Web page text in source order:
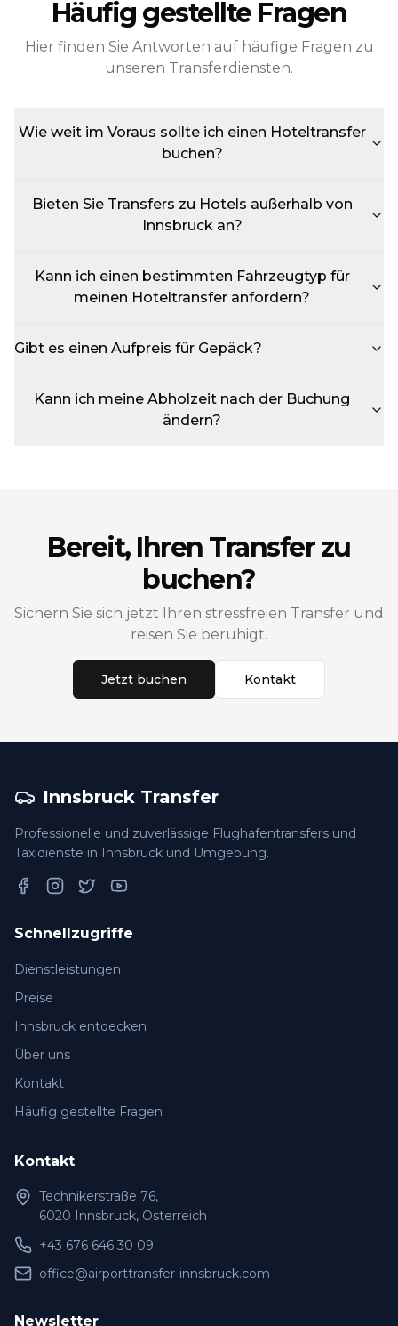
Häufig gestellte Fragen
Hier finden Sie Antworten auf häufige Fragen zu
unseren Transferdiensten.
Wie weit im Voraus sollte ich einen Hoteltransfer
buchen?
Bieten Sie Transfers zu Hotels außerhalb von
Innsbruck an?
Kann ich einen bestimmten Fahrzeugtyp für
meinen Hoteltransfer anfordern?
Gibt es einen Aufpreis für Gepäck?
Kann ich meine Abholzeit nach der Buchung
ändern?
Bereit, Ihren Transfer zu
buchen?
Sichern Sie sich jetzt Ihren stressfreien Transfer und
reisen Sie beruhigt.
Jetzt buchen Kontakt
Innsbruck Transfer
Professionelle und zuverlässige Flughafentransfers und
Taxidienste in Innsbruck und Umgebung.
Schnellzugriffe
Dienstleistungen
Preise
Innsbruck entdecken
Über uns
Kontakt
Häufig gestellte Fragen
Kontakt
Technikerstraße 76,
6020 Innsbruck, Österreich
+43 676 646 30 09
office@airporttransfer-innsbruck.com
Newsletter